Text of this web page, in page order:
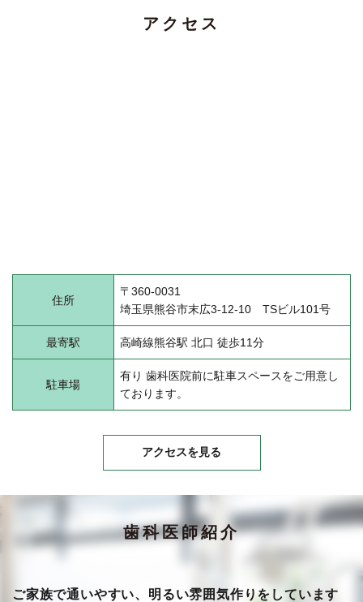
アクセス
住所
〒360-0031
埼玉県熊谷市末広3-12-10 TSビル101号
最寄駅 高崎線熊谷駅 北口 徒歩11分
駐車場
有り 歯科医院前に駐車スペースをご用意し
ております。
アクセスを見る
歯科医師紹介
ご家族で通いやすい、明るい雰囲気作りをしています